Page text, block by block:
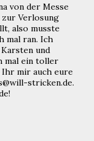
von der Messe
zur Verlosung
also musste
mal ran. Ich
und
mal ein toller
mir auch eure
stricken.de.